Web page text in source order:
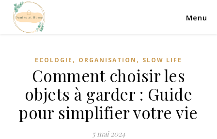
Menu
ECOLOGIE , ORGANISATION , SLOW LIFE
Comment choisir les
objets à garder : Guide
pour simplifier votre vie
5 mai 2024